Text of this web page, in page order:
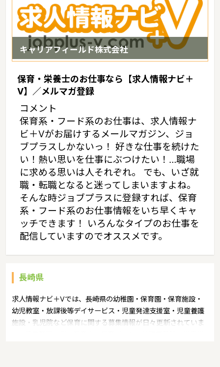
キャリアフィールド株式会社
保育・栄養士のお仕事なら【求人情報ナビ＋
V】／メルマガ登録
コメント
保育系・フード系のお仕事は、求人情報ナ
ビ＋Vがお届けするメールマガジン、ジョ
ブプラスしかないっ！ 好きな仕事を続けた
い！熱い思いを仕事にぶつけたい！…職場
に求める思いは人それぞれ。 でも、いざ就
職・転職となると迷ってしまいますよね。
そんな時ジョブプラスに登録すれば、保育
系・フード系のお仕事情報をいち早くキャ
ッチできます！ いろんなタイプのお仕事を
配信していますのでオススメです。
長崎県
求人情報ナビ＋Vでは、長崎県の幼稚園・保育園・保育施設・
幼児教室・放課後等デイサービス・児童発達支援室・児童養護
施設・乳児院など保育に関する募集情報が日々更新されていま